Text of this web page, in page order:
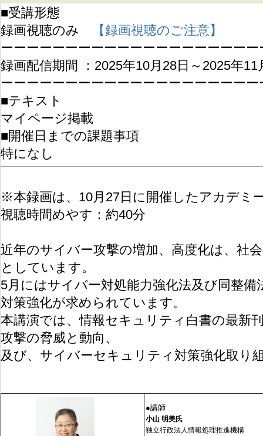
■受講形態
録画視聴のみ
【録画視聴のご注意】
ーーーーーーーーーーーーーーーーーーー
録画配信期間 ：2025年10月28日～2025年11
ーーーーーーーーーーーーーーーーーーー
■テキスト
マイページ掲載
■開催日までの課題事項
特になし
※本録画は、10月27日に開催したアカデミ
視聴時間めやす：約40分
近年のサイバー攻撃の増加、高度化は、社
としています。
5月にはサイバー対処能力強化法及び同整
対策強化が求められています。
本講演では、情報セキュリティ白書の最新
攻撃の脅威と動向、
及び、サイバーセキュリティ対策強化取り
●講師
小山 明美​​氏
独立行政法人情報処理推進機構